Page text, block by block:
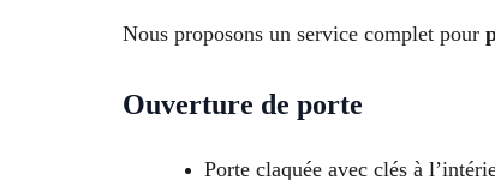
Nous proposons un service complet pour
Ouverture de porte
Porte claquée avec clés à